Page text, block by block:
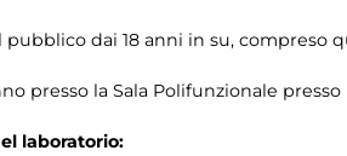
pubblico dai 18 anni in su, compreso
presso la Sala Polifunzionale
laboratorio: